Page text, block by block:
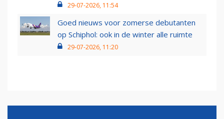
29-07-2026, 11:54
Goed nieuws voor zomerse debutanten
op Schiphol: ook in de winter alle ruimte
29-07-2026, 11:20